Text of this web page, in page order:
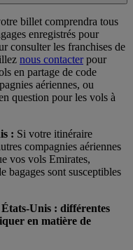
billet comprendra tous
enregistrés pour
consulter les franchises de
nous contacterpour
en partage de code
aériennes, ou
question pour les vols à
: Si votre itinéraire
compagnies aériennes
vos vols Emirates,
bagages sont susceptibles
Unis : différentes
en matière de